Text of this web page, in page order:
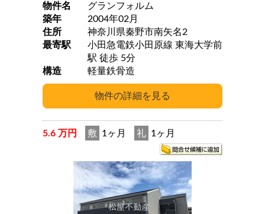
物件名
グランフォルム
築年
2004年02月
住所
神奈川県秦野市南矢名2
最寄駅
小田急電鉄小田原線 東海大学前
駅 徒歩 5分
構造
軽量鉄骨造
5.6 万円 敷 1ヶ月 礼 1ヶ月